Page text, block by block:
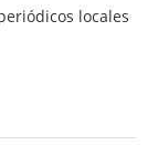
locales